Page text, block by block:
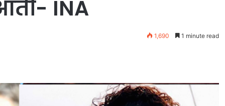
INA
1,690 1 minute read